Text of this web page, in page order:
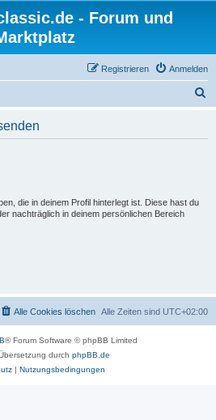
- Forum und
Anmelden
Registrieren
die in deinem Profil hinterlegt ist. Diese hast du
nachträglich in deinem persönlichen Bereich
Alle Zeiten sind UTC+02:00
Alle Cookies löschen
® Forum Software © phpBB Limited
durch phpBB.de
| Nutzungsbedingungen